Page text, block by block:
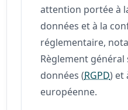
attention portée à
données et à la
réglementaire,
Règlement
données (RGPD) et
européenne.